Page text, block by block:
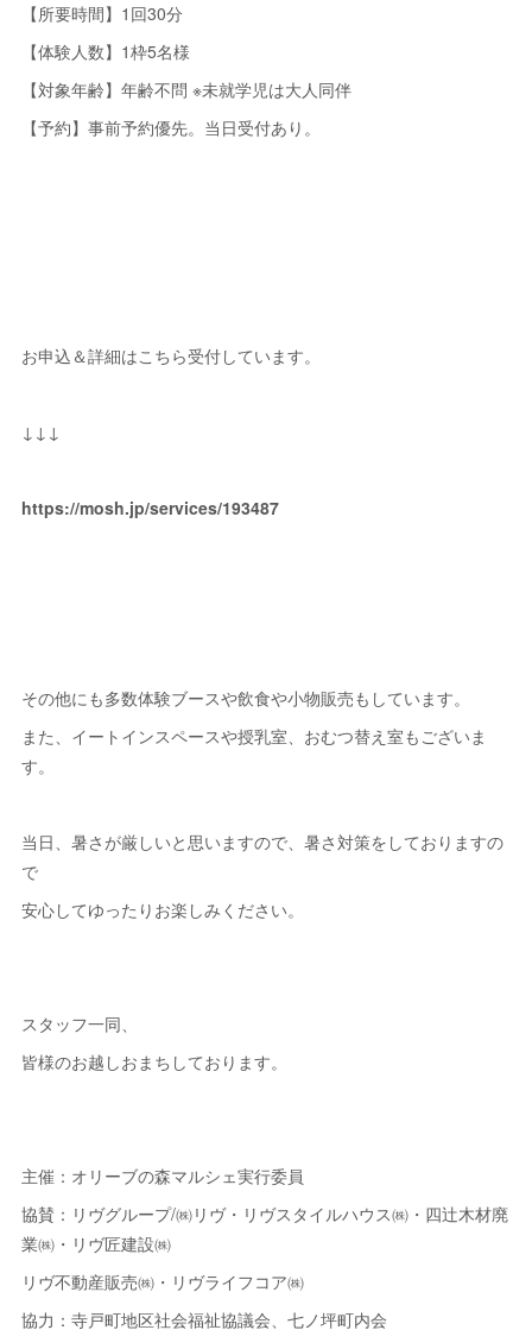
【所要時間】1回30分
【体験人数】1枠5名様
【対象年齢】年齢不問 ※未就学児は大人同伴
【予約】事前予約優先。当日受付あり。
お申込＆詳細はこちら受付しています。
↓↓↓
https://mosh.jp/services/193487
その他にも多数体験ブースや飲食や小物販売もしています。
また、イートインスペースや授乳室、おむつ替え室もございま
す。
当日、暑さが厳しいと思いますので、暑さ対策をしておりますの
で
安心してゆったりお楽しみください。
スタッフ一同、
皆様のお越しおまちしております。
主催：オリーブの森マルシェ実行委員
協賛：リヴグループ/㈱リヴ・リヴスタイルハウス㈱・四辻木材廃
業㈱・リヴ匠建設㈱
リヴ不動産販売㈱・リヴライフコア㈱
協力：寺戸町地区社会福祉協議会、七ノ坪町内会